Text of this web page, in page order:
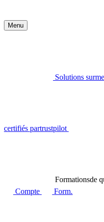
Menu
Solutions sur
certifiés partrustpilot
Formationsde
Compte
Form.